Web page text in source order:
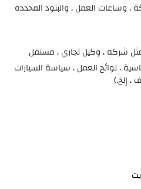
، وساعات العمل ، والبنود المحددة
شركة ، وكيل تجاري ، مستقل
، لوائح العمل ، سياسة السيارات
، إلخ.)